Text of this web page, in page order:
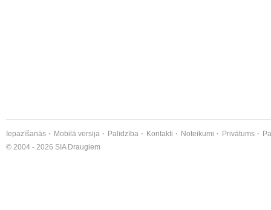
Iepazīšanās Mobilā versija Palīdzība Kontakti Noteikumi Privātums
© 2004 - 2026 SIA Draugiem